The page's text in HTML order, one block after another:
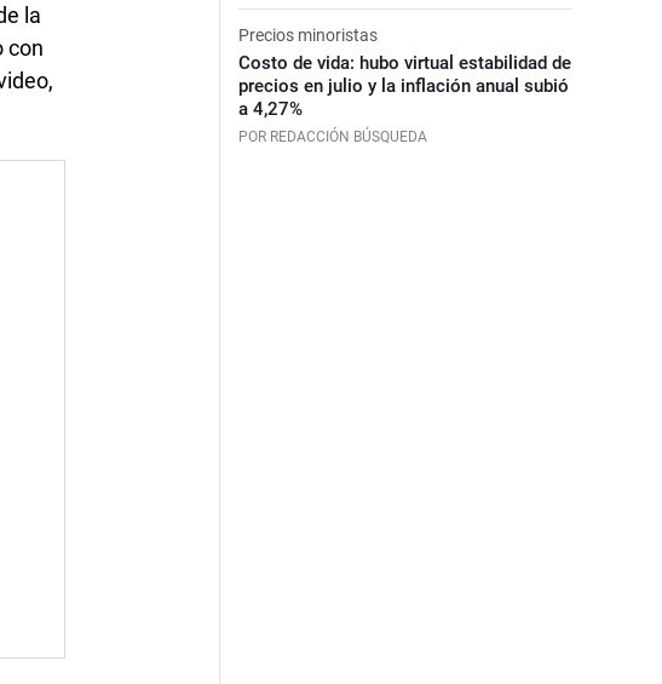
la
con
Precios minoristas
Costo de vida: hubo virtual estabilidad de
precios en julio y la inflación anual subió
a 4,27%
POR REDACCIÓN BÚSQUEDA